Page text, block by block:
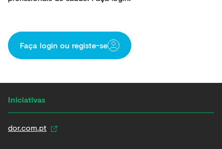
Faça login ou registe-se​
Iniciativas
dor.com.pt